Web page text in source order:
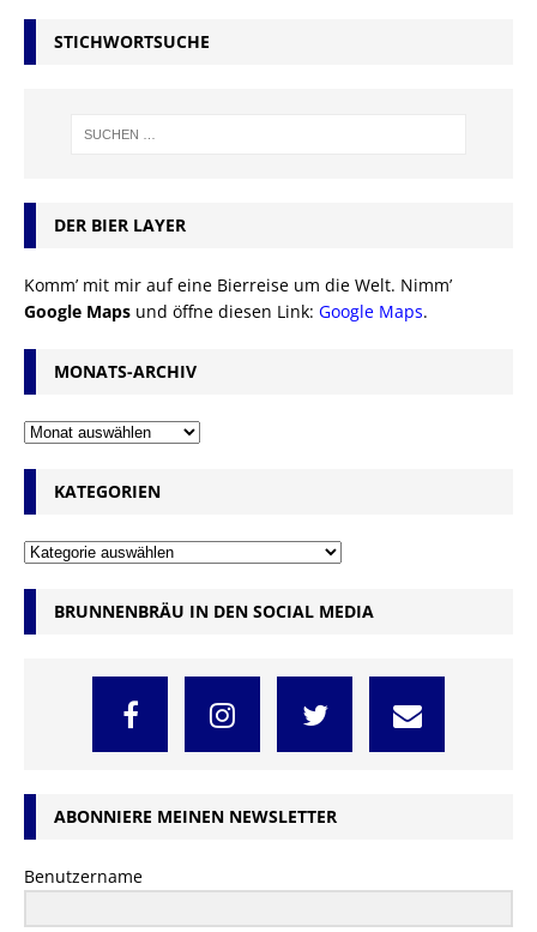
STICHWORTSUCHE
DER BIER LAYER
Komm’ mit mir auf eine Bierreise um die Welt. Nimm’
Google Maps und öffne diesen Link: Google Maps.
MONATS-ARCHIV
KATEGORIEN
BRUNNENBRÄU IN DEN SOCIAL MEDIA
ABONNIERE MEINEN NEWSLETTER
Benutzername